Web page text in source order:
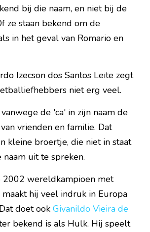
bij die naam, en niet bij de
ze staan bekend om de
in het geval van Romario en
Izecson dos Santos Leite zegt
niet erg veel.
de 'ca' in zijn naam de
vrienden en familie. Dat
kleine broertje, die niet in staat
naam uit te spreken.
2002 wereldkampioen met
maakt hij veel indruk in Europa
doet ook Givanildo Vieira de
bekend is als Hulk. Hij speelt